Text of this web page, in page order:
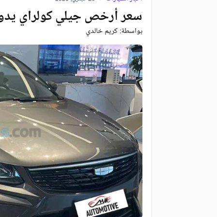
سعر أرخص جيلي كولراي يدوي 2026
بواسطة:كريم خالدي